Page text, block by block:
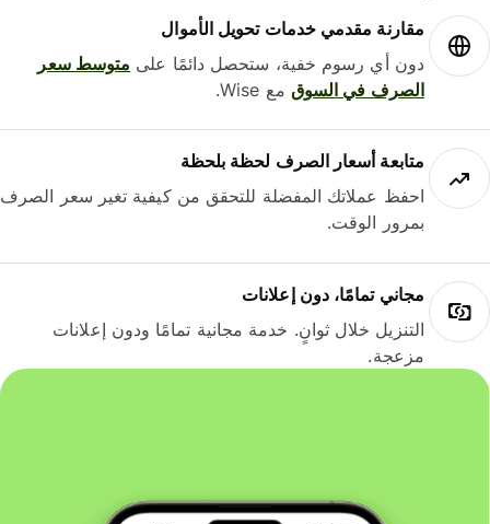
مقارنة مقدمي خدمات تحويل الأموال
دون أي رسوم خفية، ستحصل دائمًا علىمتوسط ​​سعر
الصرف في السوقمع Wise.
متابعة أسعار الصرف لحظة بلحظة
احفظ عملاتك المفضلة للتحقق من كيفية تغير سعر الصرف
بمرور الوقت.
مجاني تمامًا، دون إعلانات
التنزيل خلال ثوانٍ. خدمة مجانية تمامًا ودون إعلانات
مزعجة.